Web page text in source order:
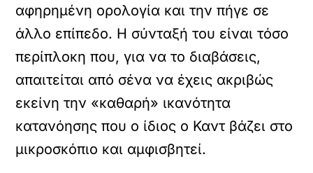
αφηρημένη ορολογία και την πήγε σε
άλλο επίπεδο. Η σύνταξή του είναι τόσο
περίπλοκη που, για να το διαβάσεις,
απαιτείται από σένα να έχεις ακριβώς
εκείνη την «καθαρή» ικανότητα
κατανόησης που ο ίδιος ο Καντ βάζει στο
μικροσκόπιο και αμφισβητεί.